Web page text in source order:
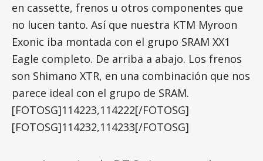
en cassette, frenos u otros componentes que
no lucen tanto. Así que nuestra KTM Myroon
Exonic iba montada con el grupo SRAM XX1
Eagle completo. De arriba a abajo. Los frenos
son Shimano XTR, en una combinación que nos
parece ideal con el grupo de SRAM.
[FOTOSG]114223,114222[/FOTOSG]
[FOTOSG]114232,114233[/FOTOSG]